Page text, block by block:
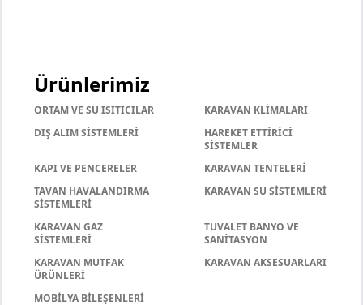
Ürünlerimiz
ORTAM VE SU ISITICILAR
KARAVAN KLİMALARI
DIŞ ALIM SİSTEMLERİ
HAREKET ETTİRİCİ
SİSTEMLER
KAPI VE PENCERELER
KARAVAN TENTELERİ
TAVAN HAVALANDIRMA
SİSTEMLERİ
KARAVAN SU SİSTEMLERİ
KARAVAN GAZ
SİSTEMLERİ
TUVALET BANYO VE
SANİTASYON
KARAVAN MUTFAK
ÜRÜNLERİ
KARAVAN AKSESUARLARI
MOBİLYA BİLEŞENLERİ